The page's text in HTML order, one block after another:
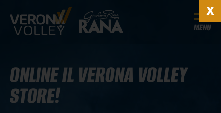
MENU
ONLINE IL VERONA VOLLEY
STORE!